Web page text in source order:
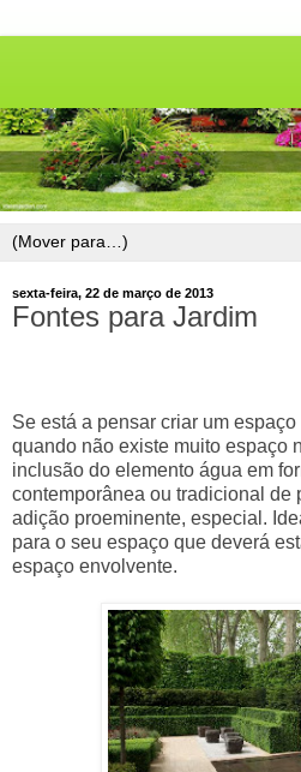
sexta-feira, 22 de março de 2013
Fontes para Jardim
Se está a pensar criar um
quando não existe muito espaço
inclusão do elemento água em
contemporânea ou tradicional de
adição proeminente, especial.
para o seu espaço que deverá
espaço envolvente.